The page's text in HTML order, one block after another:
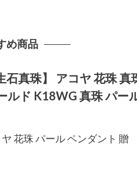
め商品
石真珠】 アコヤ 花珠 真
ルド K18WG 真珠 パー
花珠 パール ペンダント 贈